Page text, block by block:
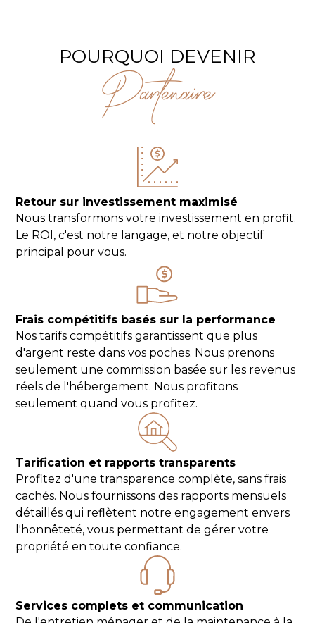
POURQUOI DEVENIR
Partenaire
Retour sur investissement maximisé
Nous transformons votre investissement en profit.
Le ROI, c'est notre langage, et notre objectif
principal pour vous.
Frais compétitifs basés sur la performance
Nos tarifs compétitifs garantissent que plus
d'argent reste dans vos poches. Nous prenons
seulement une commission basée sur les revenus
réels de l'hébergement. Nous profitons
seulement quand vous profitez.
Tarification et rapports transparents
Profitez d'une transparence complète, sans frais
cachés. Nous fournissons des rapports mensuels
détaillés qui reflètent notre engagement envers
l'honnêteté, vous permettant de gérer votre
propriété en toute confiance.
Services complets et communication